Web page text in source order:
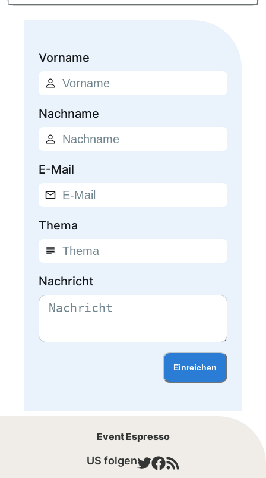
Vorname
Nachname
E-Mail
Thema
Nachricht
Einreichen
Event Espresso
US folgen